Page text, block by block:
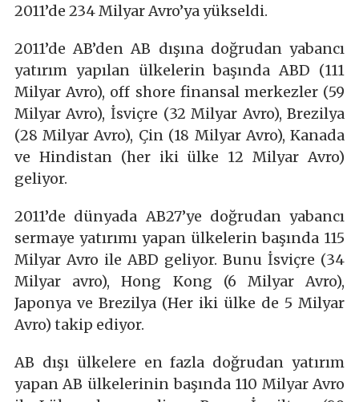
2011’de 234 Milyar Avro’ya yükseldi.
2011’de AB’den AB dışına doğrudan yabancı
yatırım yapılan ülkelerin başında ABD (111
Milyar Avro), off shore finansal merkezler (59
Milyar Avro), İsviçre (32 Milyar Avro), Brezilya
(28 Milyar Avro), Çin (18 Milyar Avro), Kanada
ve Hindistan (her iki ülke 12 Milyar Avro)
geliyor.
2011’de dünyada AB27’ye doğrudan yabancı
sermaye yatırımı yapan ülkelerin başında 115
Milyar Avro ile ABD geliyor. Bunu İsviçre (34
Milyar avro), Hong Kong (6 Milyar Avro),
Japonya ve Brezilya (Her iki ülke de 5 Milyar
Avro) takip ediyor.
AB dışı ülkelere en fazla doğrudan yatırım
yapan AB ülkelerinin başında 110 Milyar Avro